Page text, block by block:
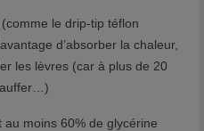
le drip-tip téflon
d’absorber la chaleur,
les lèvres (car à plus de 20
moins 60% de glycérine